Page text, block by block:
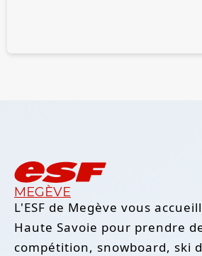
MEGÈVE
L'ESF de Megève vous
Haute Savoie pour prendre
compétition, snowboard, ski